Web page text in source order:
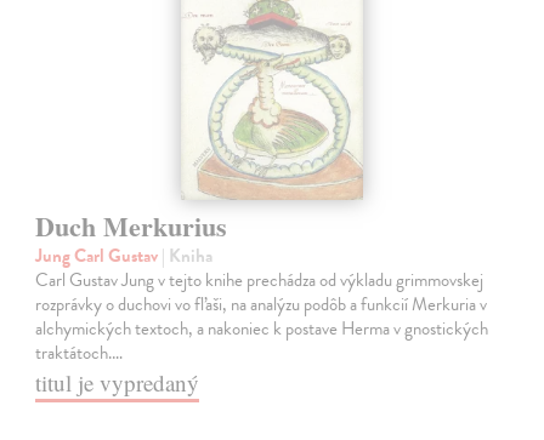
Duch Merkurius
Jung Carl Gustav| Kniha
Carl Gustav Jung v tejto knihe prechádza od výkladu grimmovskej
rozprávky o duchovi vo fľaši, na analýzu podôb a funkcií Merkuria v
alchymických textoch, a nakoniec k postave Herma v gnostických
traktátoch.…
titul je vypredaný